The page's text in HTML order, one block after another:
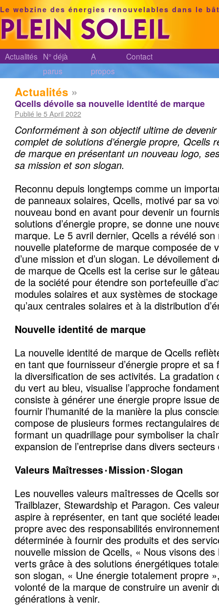
Le webzine des énergies renouvelables dans le
Actualités N° déjà
parus
A
propos
Contact
Actualités »
Qcells dévoile sa nouvelle identité de marque
Publié le 5 April 2022
Conformément à son objectif ultime de
complet de solutions d’énergie propre, Qcells
de marque en présentant un nouveau logo,
sa mission et son slogan.
Reconnu depuis longtemps comme un
de panneaux solaires, Qcells, motivé par sa
nouveau bond en avant pour devenir un
solutions d’énergie propre, se donne une
marque. Le 5 avril dernier, Qcells a révélé
nouvelle plateforme de marque composée de
d’une mission et d’un slogan. Le dévoilement
de marque de Qcells est la cerise sur le
de la société pour étendre son portefeuille
modules solaires et aux systèmes de stockage
qu’aux centrales solaires et à la distribution
Nouvelle identité de marque
La nouvelle identité de marque de Qcells
en tant que fournisseur d’énergie propre et
la diversification de ses activités. La gradation
du vert au bleu, visualise l’approche
consiste à générer une énergie propre issue
fournir l’humanité de la manière la plus
compose de plusieurs formes rectangulaires
formant un quadrillage pour symboliser la
expansion de l’entreprise dans divers secteurs
Valeurs Maîtresses٠Mission٠Slogan
Les nouvelles valeurs maîtresses de Qcells
Trailblazer, Stewardship et Paragon. Ces
aspire à représenter, en tant que société
propre avec des responsabilités
déterminée à fournir des produits et des
nouvelle mission de Qcells, « Nous visons
verts grâce à des solutions énergétiques
son slogan, « Une énergie totalement propre
volonté de la marque de construire un avenir
générations à venir.